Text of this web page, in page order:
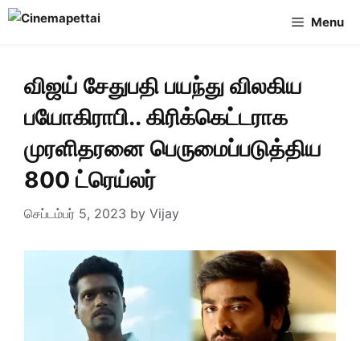
Skip
Menu
விஜய் சேதுபதி பயந்து விலகிய
பயோகிராபி.. கிரிக்கெட்டராக
முரளிதரனை பெருமைப்படுத்திய
800 ட்ரெய்லர்
செப்டம்பர் 5, 2023 by Vijay